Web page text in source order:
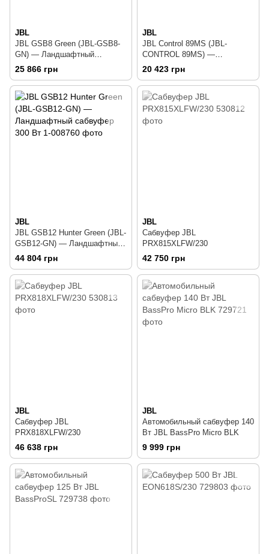
JBL
JBL GSB8 Green (JBL-GSB8-
GN) — Ландшафтный
сабвуфер 150 Вт
25 866 грн
JBL
JBL Control 89MS (JBL-
CONTROL 89MS) —
Ландшафтный сабвуфер 150
20 423 грн
JBL
JBL GSB12 Hunter Green (JBL-
GSB12-GN) — Ландшафтный
сабвуфер 300 Вт
44 804 грн
JBL
Сабвуфер JBL
PRX815XLFW/230
42 750 грн
JBL
Сабвуфер JBL
PRX818XLFW/230
46 638 грн
JBL
Автомобильный сабвуфер 140
Вт JBL BassPro Micro BLK
9 999 грн